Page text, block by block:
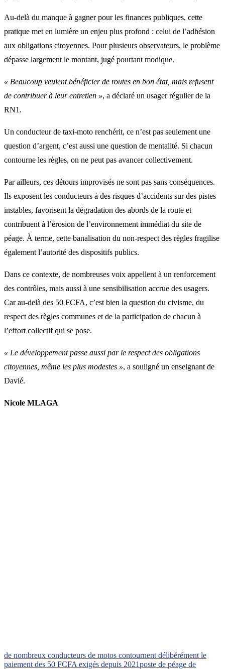
Au-delà du manque à gagner pour les finances publiques, cette
pratique met en lumière un enjeu plus profond : celui de l’adhésion
aux obligations citoyennes. Pour plusieurs observateurs, le problème
dépasse largement le montant, jugé pourtant modique.
« Beaucoup veulent bénéficier de routes en bon état, mais refusent
de contribuer à leur entretien », a déclaré un usager régulier de la
RN1.
Un conducteur de taxi-moto renchérit, ce n’est pas seulement une
question d’argent, c’est aussi une question de mentalité. Si chacun
contourne les règles, on ne peut pas avancer collectivement.
Par ailleurs, ces détours improvisés ne sont pas sans conséquences.
Ils exposent les conducteurs à des risques d’accidents sur des pistes
instables, favorisent la dégradation des abords de la route et
contribuent à l’érosion de l’environnement immédiat du site de
péage. À terme, cette banalisation du non-respect des règles fragilise
également l’autorité des dispositifs publics.
Dans ce contexte, de nombreuses voix appellent à un renforcement
des contrôles, mais aussi à une sensibilisation accrue des usagers.
Car au-delà des 50 FCFA, c’est bien la question du civisme, du
respect des règles communes et de la participation de chacun à
l’effort collectif qui se pose.
« Le développement passe aussi par le respect des obligations
citoyennes, même les plus modestes », a souligné un enseignant de
Davié.
Nicole MLAGA
de nombreux conducteurs de motos contournent délibérément le
paiement des 50 FCFA exigés depuis 2021poste de péage de